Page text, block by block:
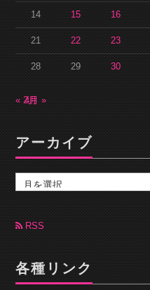
14 15 16
21 22 23
28 29 30
« 2月4月 »
アーカイブ
カ
ブ RSS
各種リンク